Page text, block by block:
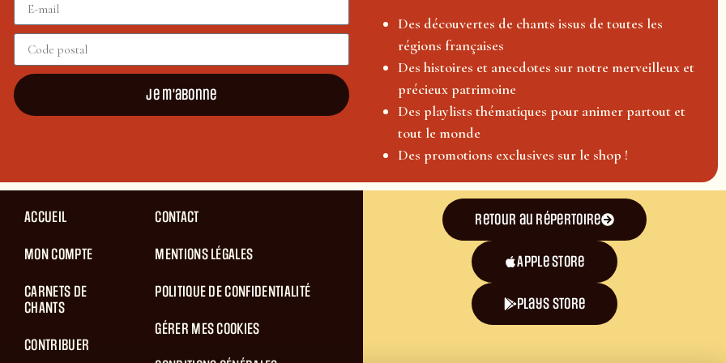
Je m'abonne
Des découvertes de chants issus de toutes les
régions françaises
Des histoires et anecdotes sur notre merveilleux et
précieux patrimoine
Des playlists thématiques pour animer partout et
tout le monde
Des promotions exclusives sur le shop !
ACCUEIL
MON COMPTE
CARNETS DE
CHANTS
CONTRIBUER
CONTACT
MENTIONS LÉGALES
POLITIQUE DE CONFIDENTIALITÉ
GÉRER MES COOKIES
Retour au répertoire
Apple Store
plays store